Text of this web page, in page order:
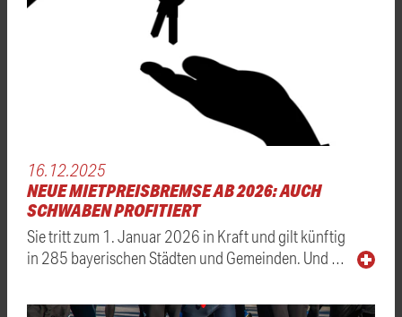
16.12.2025
NEUE MIETPREISBREMSE AB 2026: AUCH
SCHWABEN PROFITIERT
Sie tritt zum 1. Januar 2026 in Kraft und gilt künftig
in 285 bayerischen Städten und Gemeinden. Und …